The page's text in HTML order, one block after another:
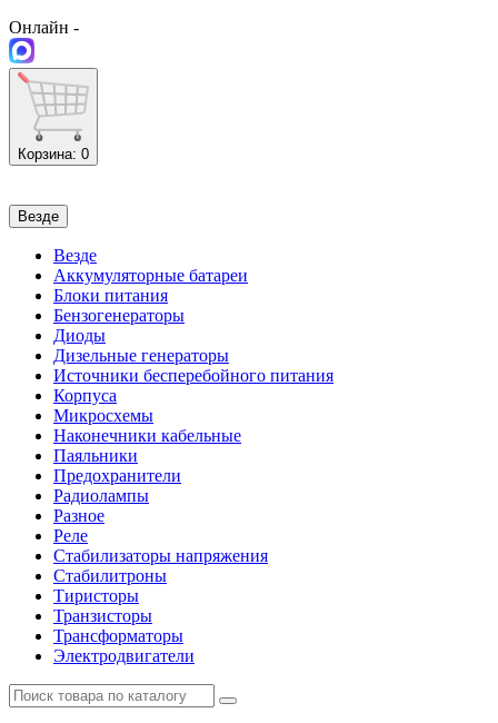
Онлайн -
Корзина: 0
Везде
Везде
Аккумуляторные батареи
Блоки питания
Бензогенераторы
Диоды
Дизельные генераторы
Источники бесперебойного питания
Корпуса
Микросхемы
Наконечники кабельные
Паяльники
Предохранители
Радиолампы
Разное
Реле
Стабилизаторы напряжения
Стабилитроны
Тиристоры
Транзисторы
Трансформаторы
Электродвигатели